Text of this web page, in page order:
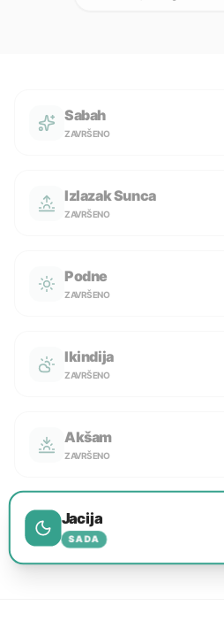
Sabah
ZAVRŠENO
Izlazak Sunca
ZAVRŠENO
Podne
ZAVRŠENO
Ikindija
ZAVRŠENO
Akšam
ZAVRŠENO
Jacija
SADA